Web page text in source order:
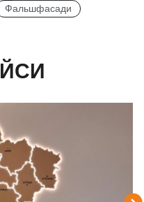
Фальшфасади